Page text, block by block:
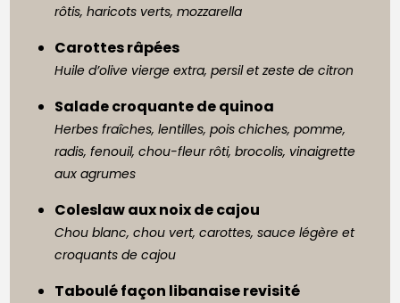
rôtis, haricots verts, mozzarella
Carottes râpées
Huile d’olive vierge extra, persil et zeste de citron
Salade croquante de quinoa
Herbes fraîches, lentilles, pois chiches, pomme,
radis, fenouil, chou-fleur rôti, brocolis, vinaigrette
aux agrumes
Coleslaw aux noix de cajou
Chou blanc, chou vert, carottes, sauce légère et
croquants de cajou
Taboulé façon libanaise revisité